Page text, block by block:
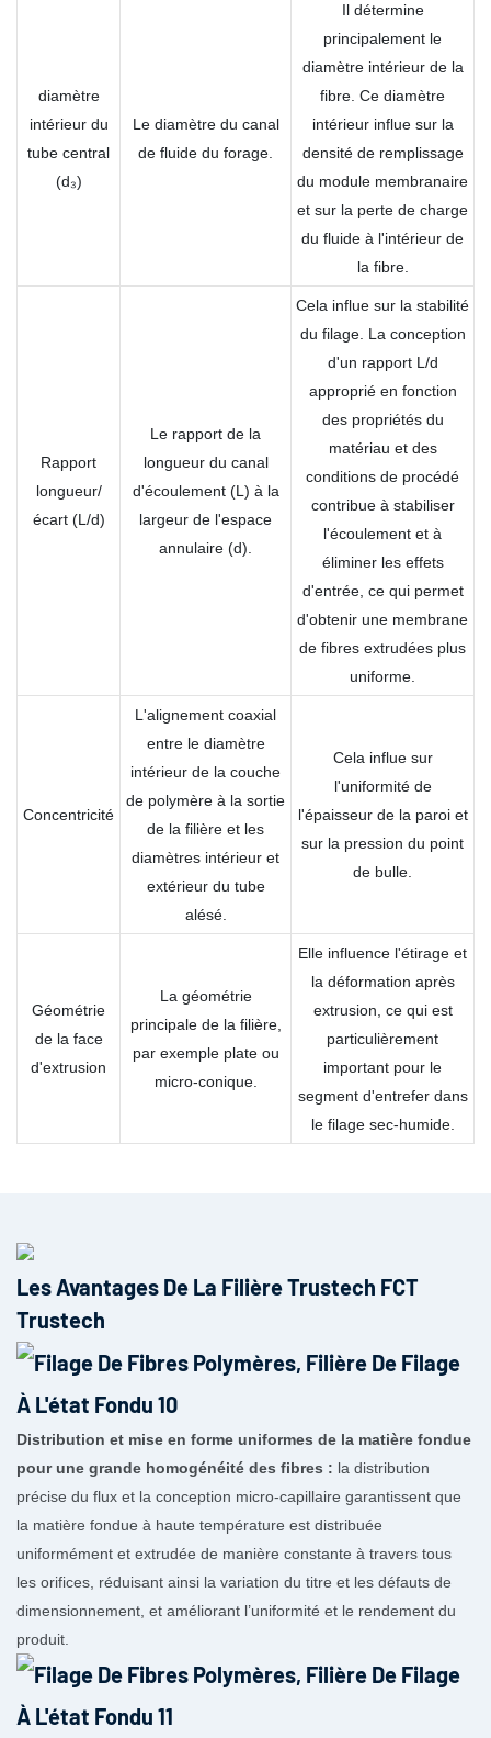
diamètre
intérieur du
tube central
(d₃)
Le diamètre du canal
de fluide du forage.
Il détermine
principalement le
diamètre intérieur de la
fibre. Ce diamètre
intérieur influe sur la
densité de remplissage
du module membranaire
et sur la perte de charge
du fluide à l'intérieur de
la fibre.
Rapport
longueur/
écart (L/d)
Le rapport de la
longueur du canal
d'écoulement (L) à la
largeur de l'espace
annulaire (d).
Cela influe sur la stabilité
du filage. La conception
d'un rapport L/d
approprié en fonction
des propriétés du
matériau et des
conditions de procédé
contribue à stabiliser
l'écoulement et à
éliminer les effets
d'entrée, ce qui permet
d'obtenir une membrane
de fibres extrudées plus
uniforme.
Concentricité
L'alignement coaxial
entre le diamètre
intérieur de la couche
de polymère à la sortie
de la filière et les
diamètres intérieur et
extérieur du tube
alésé.
Cela influe sur
l'uniformité de
l'épaisseur de la paroi et
sur la pression du point
de bulle.
Géométrie
de la face
d'extrusion
La géométrie
principale de la filière,
par exemple plate ou
micro-conique.
Elle influence l'étirage et
la déformation après
extrusion, ce qui est
particulièrement
important pour le
segment d'entrefer dans
le filage sec-humide.
Les Avantages De La Filière Trustech FCT
Trustech
Distribution et mise en forme uniformes de la matière fondue
pour une grande homogénéité des fibres : la distribution
précise du flux et la conception micro-capillaire garantissent que
la matière fondue à haute température est distribuée
uniformément et extrudée de manière constante à travers tous
les orifices, réduisant ainsi la variation du titre et les défauts de
dimensionnement, et améliorant l’uniformité et le rendement du
produit.